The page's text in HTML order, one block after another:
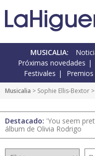
MUSICALIA:
Próximas novedades
Festivales
Premios
Musicalia > Sophie Ellis-Bextor >
Destacado: 'You seem
álbum de Olivia Rodrigo